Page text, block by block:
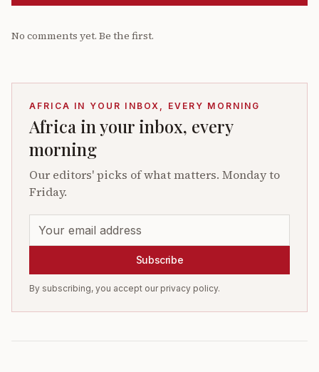
No comments yet. Be the first.
AFRICA IN YOUR INBOX, EVERY MORNING
Africa in your inbox, every
morning
Our editors' picks of what matters. Monday to
Friday.
Subscribe
By subscribing, you accept our privacy policy.